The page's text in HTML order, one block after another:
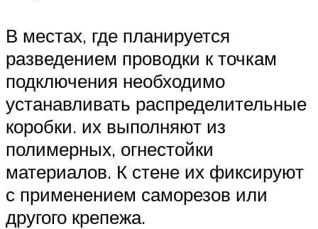
В местах, где планируется
разведением проводки к точкам
подключения необходимо
устанавливать распределительные
коробки. их выполняют из
полимерных, огнестойки
материалов. К стене их фиксируют
с применением саморезов или
другого крепежа.